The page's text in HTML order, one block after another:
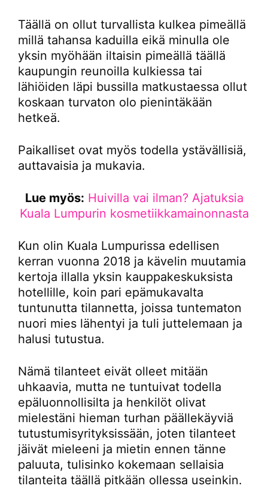
Täällä on ollut turvallista kulkea pimeällä
millä tahansa kaduilla eikä minulla ole
yksin myöhään iltaisin pimeällä täällä
kaupungin reunoilla kulkiessa tai
lähiöiden läpi bussilla matkustaessa ollut
koskaan turvaton olo pienintäkään
hetkeä.
Paikalliset ovat myös todella ystävällisiä,
auttavaisia ja mukavia.
Lue myös: Huivilla vai ilman? Ajatuksia
Kuala Lumpurin kosmetiikkamainonnasta
Kun olin Kuala Lumpurissa edellisen
kerran vuonna 2018 ja kävelin muutamia
kertoja illalla yksin kauppakeskuksista
hotellille, koin pari epämukavalta
tuntunutta tilannetta, joissa tuntematon
nuori mies lähentyi ja tuli juttelemaan ja
halusi tutustua.
Nämä tilanteet eivät olleet mitään
uhkaavia, mutta ne tuntuivat todella
epäluonnollisilta ja henkilöt olivat
mielestäni hieman turhan päällekäyviä
tutustumisyrityksissään, joten tilanteet
jäivät mieleeni ja mietin ennen tänne
paluuta, tulisinko kokemaan sellaisia
tilanteita täällä pitkään ollessa useinkin.